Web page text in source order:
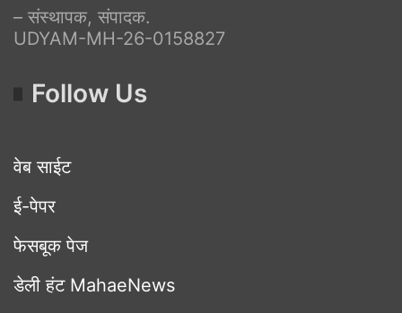
– संस्थापक, संपादक.
UDYAM-MH-26-0158827
Follow Us
वेब साईट
ई-पेपर
फेसबूक पेज
डेली हंट MahaeNews